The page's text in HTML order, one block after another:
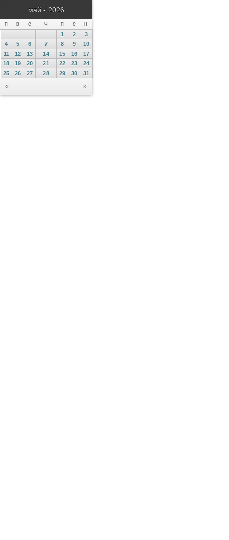
май - 2026
П В С Ч П С Н
« »
1 2
3
4
5 6 7 8 9
10
11
12 13 14 15 16
17
18
19 20 21 22 23
24
25
26 27 28 29 30 31